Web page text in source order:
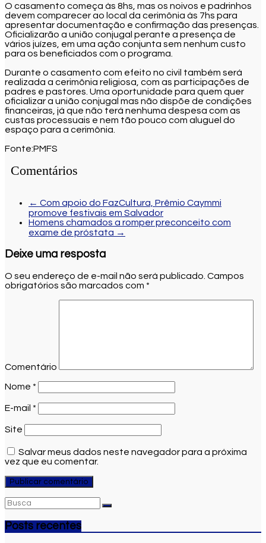
O casamento começa às 8hs, mas os noivos e padrinhos
devem comparecer ao local da cerimônia às 7hs para
apresentar documentação e confirmação das presenças.
Oficializarão a união conjugal perante a presença de
vários juízes, em uma ação conjunta sem nenhum custo
para os beneficiados com o programa.
Durante o casamento com efeito no civil também será
realizada a cerimônia religiosa, com as participações de
padres e pastores. Uma oportunidade para quem quer
oficializar a união conjugal mas não dispõe de condições
financeiras, já que não terá nenhuma despesa com as
custas processuais e nem tão pouco com aluguel do
espaço para a cerimônia.
Fonte:PMFS
Comentários
← Com apoio do FazCultura, Prêmio Caymmi
promove festivais em Salvador
Homens chamados a romper preconceito com
exame de próstata →
Deixe uma resposta
O seu endereço de e-mail não será publicado. Campos
obrigatórios são marcados com *
Comentário
Nome *
E-mail *
Site
Salvar meus dados neste navegador para a próxima
vez que eu comentar.
Posts recentes